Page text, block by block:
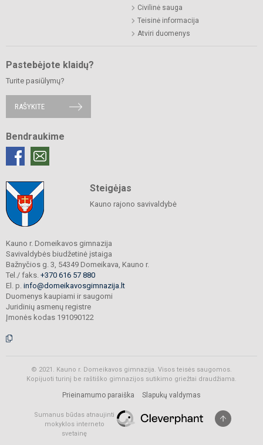
Civilinė sauga
Teisinė informacija
Atviri duomenys
Pastebėjote klaidų?
Turite pasiūlymų?
RAŠYKITE
Bendraukime
Steigėjas
Kauno rajono savivaldybė
Kauno r. Domeikavos gimnazija
Savivaldybės biudžetinė įstaiga
Bažnyčios g. 3, 54349 Domeikava, Kauno r.
Tel./ faks. +370 616 57 880
El. p. info@domeikavosgimnazija.lt
Duomenys kaupiami ir saugomi
Juridinių asmenų registre
Įmonės kodas 191090122
© 2021. Kauno r. Domeikavos gimnazija. Visos teisės saugomos.
Kopijuoti turinį be raštiško gimnazijos sutikimo griežtai draudžiama.
Prieinamumo paraiška Slapukų valdymas
Sumanus būdas atnaujinti
mokyklos interneto
svetainę